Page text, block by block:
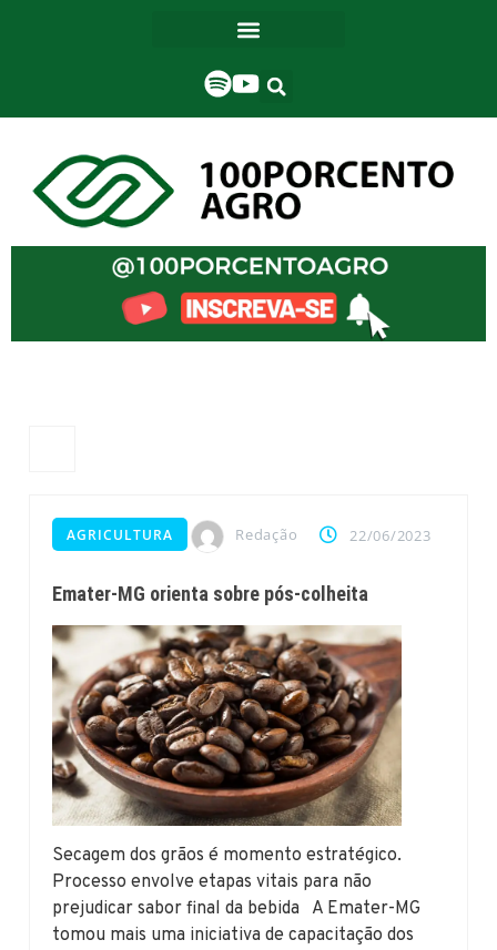
AGRICULTURA Redação 22/06/2023
Emater-MG orienta sobre pós-colheita
Secagem dos grãos é momento estratégico.
Processo envolve etapas vitais para não
prejudicar sabor final da bebida A Emater-MG
tomou mais uma iniciativa de capacitação dos